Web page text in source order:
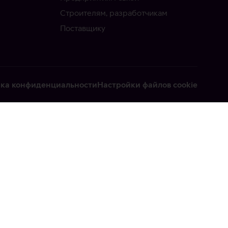
Строителям, разработчикам
Поставщику
конфиденциальностиНастройки файлов cookie